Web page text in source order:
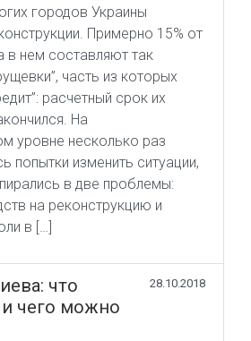
городов Украины
Примерно 15% от
нем составляют так
часть из которых
расчетный срок их
На
уровне несколько раз
попытки изменить ситуации,
в две проблемы:
на реконструкцию и
в […]
что
чего можно
28.10.2018